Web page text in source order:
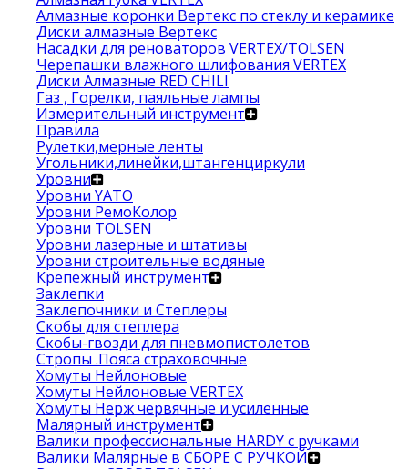
Алмазные коронки Вертекс по стеклу и керамике
Диски алмазные Вертекс
Насадки для реноваторов VERTEX/TOLSEN
Черепашки влажного шлифования VERTEX
Диски Алмазные RED CHILI
Газ , Горелки, паяльные лампы
Измерительный инструмент
Правила
Рулетки,мерные ленты
Угольники,линейки,штангенциркули
Уровни
Уровни YATO
Уровни РемоКолор
Уровни TOLSEN
Уровни лазерные и штативы
Уровни строительные водяные
Крепежный инструмент
Заклепки
Заклепочники и Степлеры
Скобы для степлера
Скобы-гвозди для пневмопистолетов
Стропы .Пояса страховочные
Хомуты Нейлоновые
Хомуты Нейлоновые VERTEX
Хомуты Нерж червячные и усиленные
Малярный инструмент
Валики профессиональные HARDY с ручками
Валики Малярные в СБОРЕ С РУЧКОЙ